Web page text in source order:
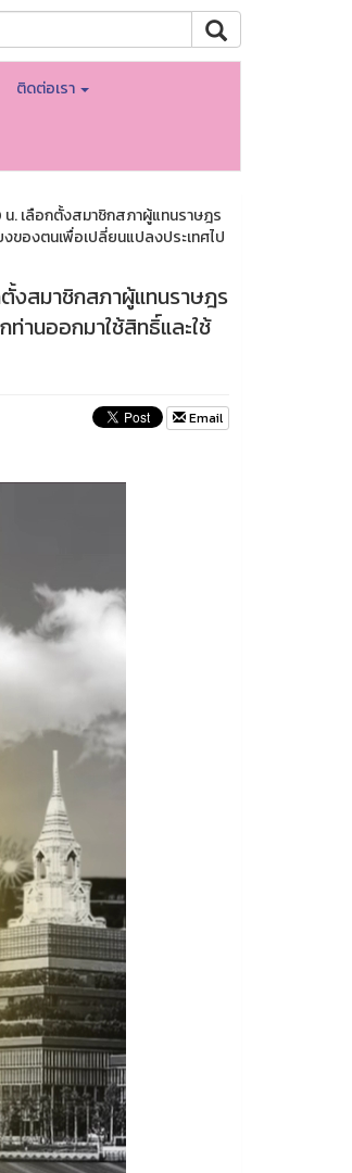
ติดต่อเรา
. เลือกตั้งสมาชิกสภาผู้แทนราษฎร
ของตนเพื่อเปลี่ยนแปลงประเทศไป
งสมาชิกสภาผู้แทนราษฎร
านออกมาใช้สิทธิ์และใช้
Email